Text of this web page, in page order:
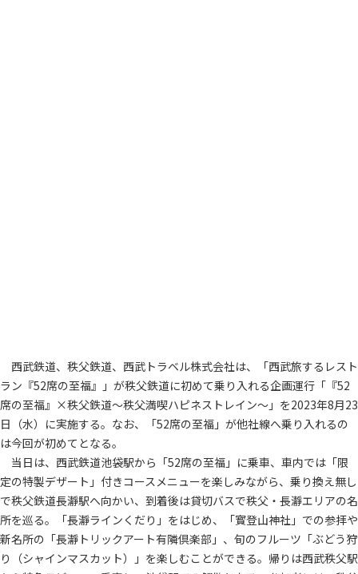
西武鉄道、秩父鉄道、西武トラベル株式会社は、「西武旅するレスト
ラン『52席の至福』」が秩父鉄道に初めて乗り入れる企画運行「『52
席の至福』×秩父鉄道～秩父満喫ハピネストレイン～」を2023年8月23
日（水）に実施する。なお、「52席の至福」が他社線へ乗り入れるの
は今回が初めてとなる。
当日は、西武鉄道池袋駅から「52席の至福」に乗車、車内では「限
定の特製デザート」付きコースメニューを楽しみながら、乗り換え無し
で秩父鉄道長瀞駅へ向かい、到着後は貸切バスで秩父・長瀞エリアの名
所を巡る。「長瀞ラインくだり」をはじめ、「寳登山神社」での参拝や
新名所の「長瀞トリックアート有隣倶楽部」、旬のフルーツ「ぶどう狩
り（シャインマスカット）」を楽しむことができる。帰りは西武秩父駅